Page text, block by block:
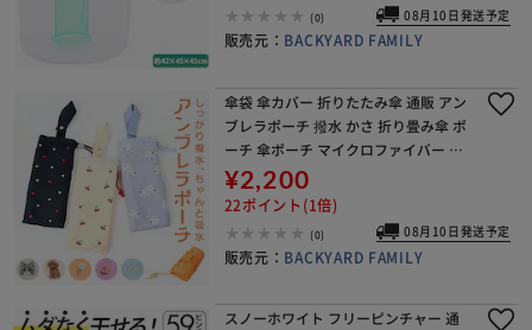
(0) 08月10日発送予定
販売元： BACKYARD FAMILY
傘袋 傘カバー 折りたたみ傘 通販 アン
ブレラポーチ 撥水 かさ 折り畳み傘 ポ
ーチ 傘ポーチ マイクロファイバー 傘
ケース コンパクト 吸水 折りたたみ傘
袋 カサ おしゃれ 収納袋 レイングッズ
¥2,200
22ポイント(1倍)
(0) 08月10日発送予定
販売元： BACKYARD FAMILY
スノーホワイト フリーピンチャー 通